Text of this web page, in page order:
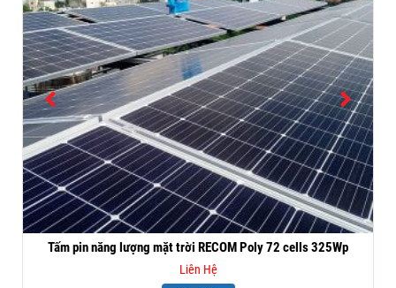
Tấm pin năng lượng mặt trời RECOM Poly 72 cells 325Wp
Liên Hệ